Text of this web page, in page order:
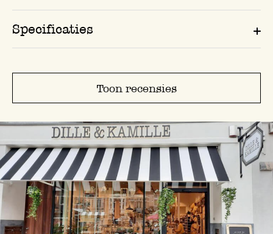
Specificaties
Toon recensies